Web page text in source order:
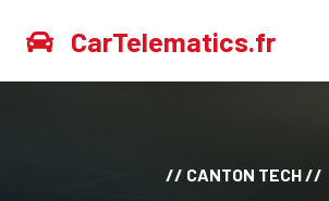
CarTelematics.fr
// CANTON TECH //